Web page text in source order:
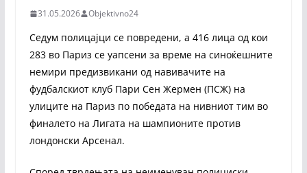
31.05.2026 Objektivno24
Седум полицајци се повредени, а 416 лица од кои
283 во Париз се уапсени за време на синоќешните
немири предизвикани од навивачите на
фудбалскиот клуб Пари Сен Жермен (ПСЖ) на
улиците на Париз по победата на нивниот тим во
финалето на Лигата на шампионите против
лондонски Арсенал.